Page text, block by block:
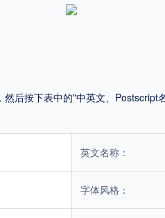
后按下表中的"中英文、
英文名称：
字体风格：